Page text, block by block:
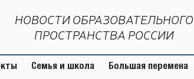
НОВОСТИ ОБРАЗОВАТЕЛЬНОГО
ПРОСТРАНСТВА РОССИИ
Семья и школа Большая перемена